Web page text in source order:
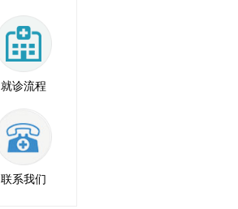
就诊流程
联系我们